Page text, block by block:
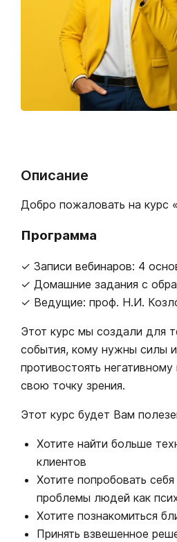
Описание
Добро пожаловать на курс
Программа
✓ Записи вебинаров: 4
✓ Домашние задания с
✓ Ведущие: проф. Н.И.
Этот курс мы создали для
события, кому нужны силы
противостоять
свою точку зрения.
Этот курс будет Вам
Хотите найти больше
клиентов
Хотите попробовать
проблемы людей как
Хотите познакомиться
Принять взвешенное